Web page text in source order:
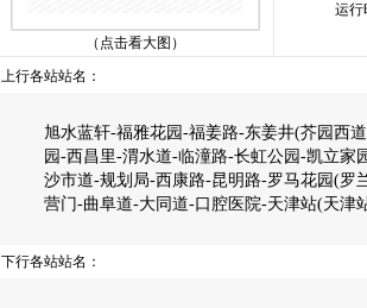
（点击看大图）
运行
上行各站站名：
旭水蓝轩-福雅花园-福姜路-东姜井(芥园西
园-西昌里-渭水道-临潼路-长虹公园-凯立
沙市道-规划局-西康路-昆明路-罗马花园(罗
营门-曲阜道-大同道-口腔医院-天津站(天津
下行各站站名：